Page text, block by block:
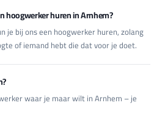
hoogwerker huren in Arnhem?
je bij ons een hoogwerker huren, zolang
of iemand hebt die dat voor je doet.
waar je maar wilt in Arnhem – je